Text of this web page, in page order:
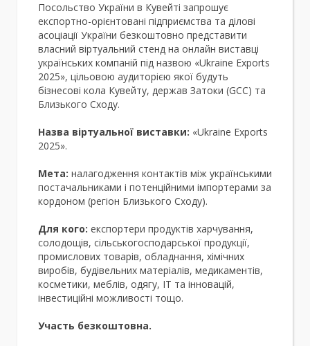
Посольство України в Кувейті запрошує
експортно-орієнтовані підприємства та ділові
асоціації України безкоштовно представити
власний віртуальний стенд на онлайн виставці
українських компаній під назвою «Ukraine Exports
2025», цільовою аудиторією якої будуть
бізнесові кола Кувейту, держав Затоки (GСС) та
Близького Сходу.
Назва віртуальної виставки: «Ukraine Exports
2025».
Мета: налагодження контактів між українськими
постачальниками і потенційними імпортерами за
кордоном (регіон Близького Сходу).
Для кого: експортери продуктів харчування,
солодощів, сільськогосподарської продукції,
промислових товарів, обладнання, хімічних
виробів, будівельних матеріалів, медикаментів,
косметики, меблів, одягу, ІТ та інновацій,
інвестиційні можливості тощо.
Участь безкоштовна.